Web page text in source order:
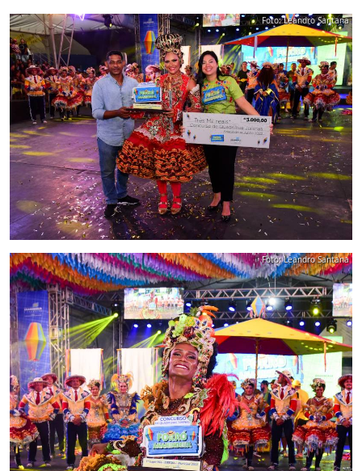
Foto: Leandro Santana
Foto: Leandro Santana